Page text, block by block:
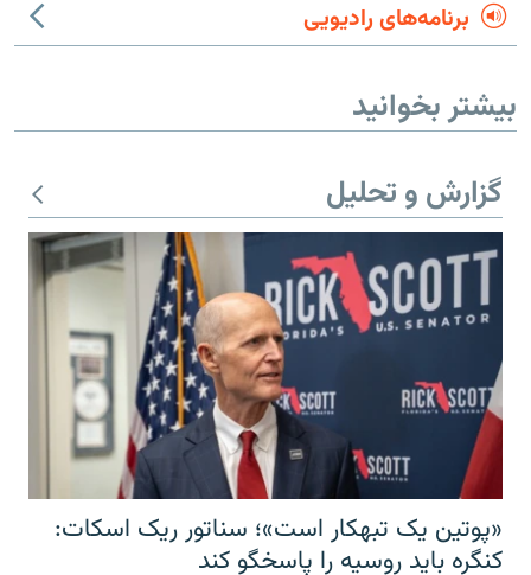
برنامه‌های رادیویی
بیشتر بخوانید
گزارش و تحلیل
«پوتین یک تبهکار است»؛ سناتور ریک اسکات:
کنگره باید روسیه را پاسخگو کند